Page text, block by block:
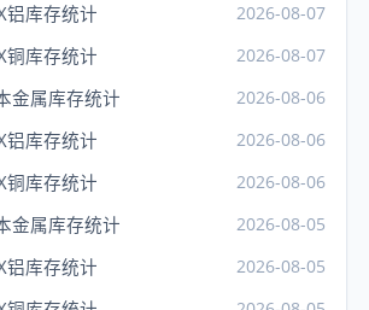
上海黄金 元/克（7日）
Au99.95 Au99.99
932.50
铝库存统计 2026-08-07
铜库存统计 2026-08-07
金属库存统计 2026-08-06
铝库存统计 2026-08-06
铜库存统计 2026-08-06
金属库存统计 2026-08-05
铝库存统计 2026-08-05